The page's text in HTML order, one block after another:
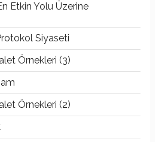
Etkin Yolu Üzerine
Siyaseti
Örnekleri (3)
Örnekleri (2)